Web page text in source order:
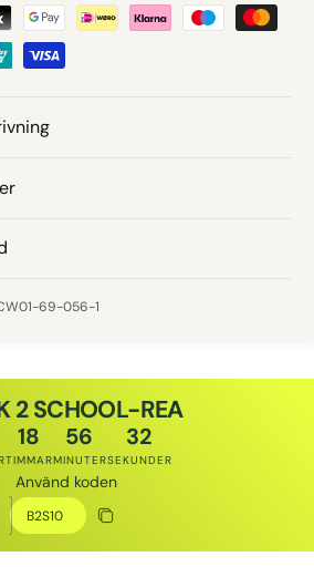
69-056-1
2 SCHOOL-REA
18
TIMMAR
56
MINUTER
31
SEKUNDER
Använd koden
Kopierat
Rabattkod
Kopiera rabatt